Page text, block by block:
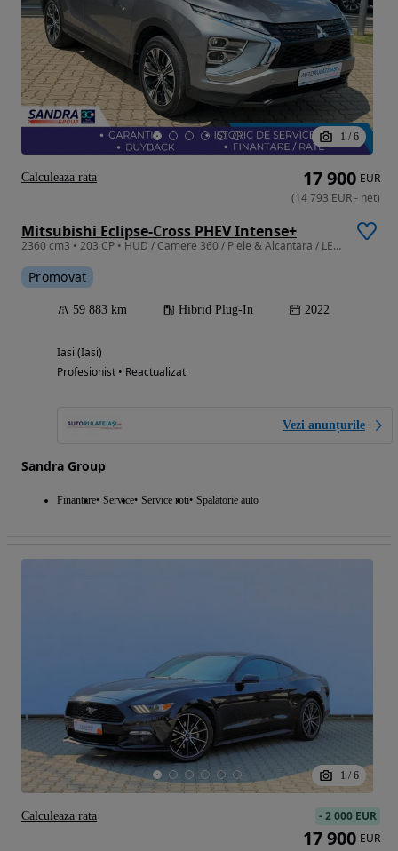
1 / 6
Mitsubishi Eclipse-Cross PHEV Intense+
2360 cm3 • 203 CP • HUD / Camere 360 / Piele & Alcantara / LED / Priza 220V
Promovat
59 883 km Hibrid Plug-In 2022
Iasi (Iasi)
Profesionist • Reactualizat
Vezi anunțurile
Sandra Group
Finantare Service Service roti Spalatorie auto
17 900 EUR
(14 793 EUR- net)
Calculeaza rata
1 / 6
-2 000 EUR
17 900 EUR
Calculeaza rata